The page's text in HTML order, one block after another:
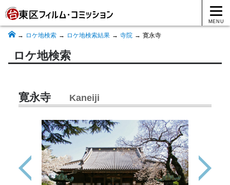
MENU
ロケ地検索 ロケ地検索結果 寺院 寛永寺
ロケ地検索
寛永寺 Kaneiji